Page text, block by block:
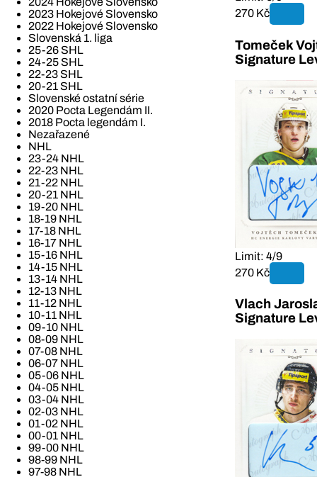
2023 Hokejové Slovensko
2022 Hokejové Slovensko
Slovenská 1. liga
25-26 SHL
24-25 SHL
22-23 SHL
20-21 SHL
Slovenské ostatní série
2020 Pocta Legendám II.
2018 Pocta legendám I.
Nezařazené
NHL
23-24 NHL
22-23 NHL
21-22 NHL
20-21 NHL
19-20 NHL
18-19 NHL
17-18 NHL
16-17 NHL
15-16 NHL
14-15 NHL
13-14 NHL
12-13 NHL
11-12 NHL
10-11 NHL
09-10 NHL
08-09 NHL
07-08 NHL
06-07 NHL
05-06 NHL
04-05 NHL
03-04 NHL
02-03 NHL
01-02 NHL
00-01 NHL
99-00 NHL
98-99 NHL
97-98 NHL
270 Kč
Tomeček
Signature
Limit: 4/9
270 Kč
Vlach
Signature